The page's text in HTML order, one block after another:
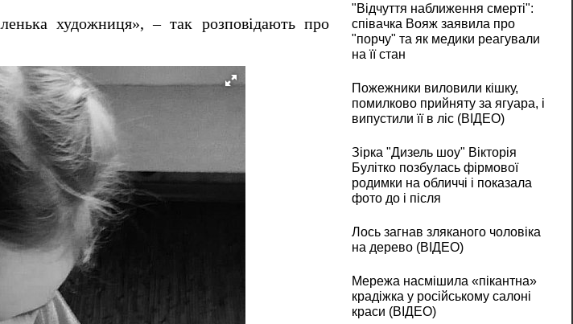
художниця», – так розповідають про
"Відчуття наближення смерті":
співачка Вояж заявила про
"порчу" та як медики реагували
на її стан
Пожежники виловили кішку,
помилково прийняту за ягуара, і
випустили її в ліс (ВІДЕО)
Зірка "Дизель шоу" Вікторія
Булітко позбулась фірмової
родимки на обличчі і показала
фото до і після
Лось загнав зляканого чоловіка
на дерево (ВІДЕО)
Мережа насмішила «пікантна»
крадіжка у російському салоні
краси (ВІДЕО)